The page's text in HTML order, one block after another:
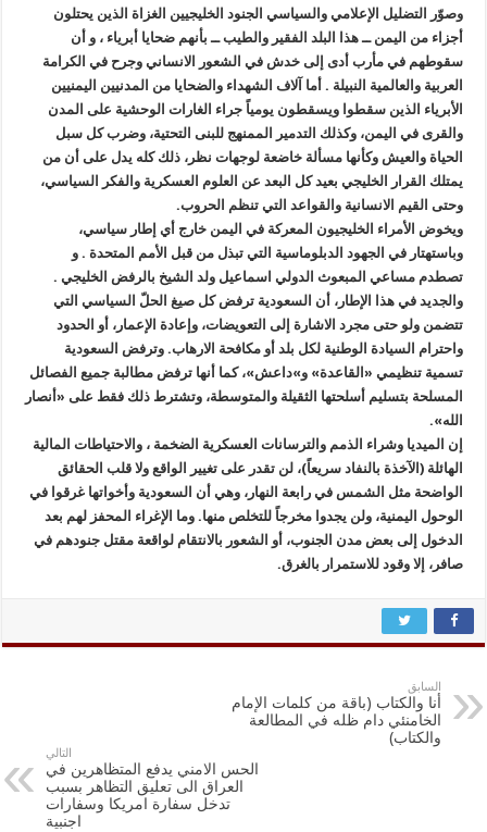
وصوّر التضليل الإعلامي والسياسي الجنود الخليجيين الغزاة الذين يحتلون
أجزاء من اليمن ــ هذا البلد الفقير والطيب ــ بأنهم ضحايا أبرياء ، و أن
سقوطهم في مأرب أدى إلى خدش في الشعور الانساني وجرح في الكرامة
العربية والعالمية النبيلة . أما آلاف الشهداء والضحايا من المدنيين اليمنيين
الأبرياء الذين سقطوا ويسقطون يومياً جراء الغارات الوحشية على المدن
والقرى في اليمن، وكذلك التدمير الممنهج للبنى التحتية، وضرب كل سبل
الحياة والعيش وكأنها مسألة خاضعة لوجهات نظر، ذلك كله يدل على أن من
يمتلك القرار الخليجي بعيد كل البعد عن العلوم العسكرية والفكر السياسي،
وحتى القيم الانسانية والقواعد التي تنظم الحروب.
ويخوض الأمراء الخليجيون المعركة في اليمن خارج أي إطار سياسي،
وباستهتار في الجهود الدبلوماسية التي تبذل من قبل الأمم المتحدة . و
تصطدم مساعي المبعوث الدولي اسماعيل ولد الشيخ بالرفض الخليجي .
والجديد في هذا الإطار، أن السعودية ترفض كل صيغ الحلّ السياسي التي
تتضمن ولو حتى مجرد الاشارة إلى التعويضات، وإعادة الإعمار، أو الحدود
واحترام السيادة الوطنية لكل بلد أو مكافحة الارهاب. وترفض السعودية
تسمية تنظيمي «القاعدة» و»داعش»، كما أنها ترفض مطالبة جميع الفصائل
المسلحة بتسليم أسلحتها الثقيلة والمتوسطة، وتشترط ذلك فقط على «أنصار
الله».
إن الميديا وشراء الذمم والترسانات العسكرية الضخمة ، والاحتياطات المالية
الهائلة (الآخذة بالنفاد سريعاً)، لن تقدر على تغيير الواقع ولا قلب الحقائق
الواضحة مثل الشمس في رابعة النهار، وهي أن السعودية وأخواتها غرقوا في
الوحول اليمنية، ولن يجدوا مخرجاً للتخلص منها. وما الإغراء المحفز لهم بعد
الدخول إلى بعض مدن الجنوب، أو الشعور بالانتقام لواقعة مقتل جنودهم في
صافر، إلا وقود للاستمرار بالغرق.
السابق
أنا والكتاب (باقة من كلمات الإمام
الخامنئي دام ظله في المطالعة
والكتاب)
التالي
الحس الامني يدفع المتظاهرين في
العراق الى تعليق التظاهر بسبب
تدخل سفارة امريكا وسفارات
اجنبية